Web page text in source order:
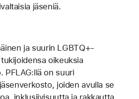
jäseniä.
ja suurin LGBTQ+-
oikeuksia
PFLAG:llä on suuri
joiden avulla se